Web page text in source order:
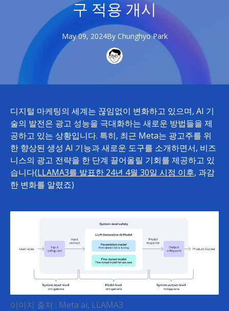
구 적용 개시
May 09, 2024By Chunghyo Park
디지털 마케팅의 세계는 끊임없이 변화하고 있으며, AI 기
술의 발전은 광고 성능을 극대화하는 새로운 방법들을 제
공하고 있는 상황입니다. 특히, 최근 Meta는 광고주를 위
한 향상된 생성 AI 기능과 새로운 도구를 소개하면서, 비즈
니스의 광고 전략을 한 단계 끌어올릴 기회를 제공하고 있
습니다(LLAMA3를 발표한 24년 4월 30일 시점 이후, 과감
한 변화를 알렸죠)
이미지 출처 : Meta ai, LLAMA3